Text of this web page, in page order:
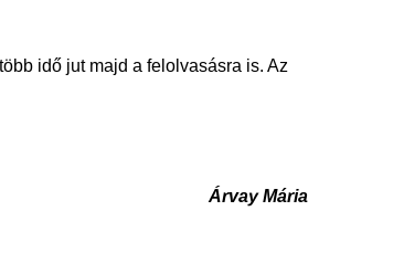
idő jut majd a felolvasásra is. Az
Árvay Mária